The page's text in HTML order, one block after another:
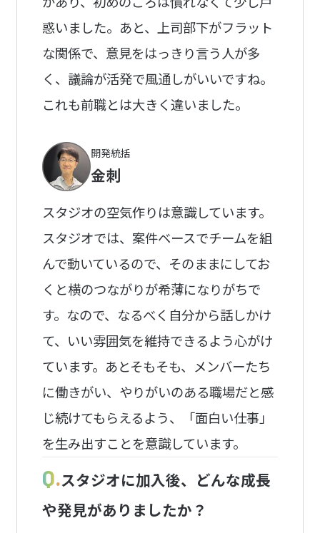
惑いました。あと、上司部下がフラット
な関係で、意見をはっきり言う人が多
く、議論が活発で風通しがいいですね。
これも前職とは大きく違いました。
開発統括
金刺
スタジオの空気作りは意識しています。
スタジオでは、案件ベースでチームを組
んで動いているので、そのままにしてお
くと横のつながりが希薄になりがちで
す。なので、なるべく自分から話しかけ
て、いい雰囲気を維持できるよう心がけ
ています。あとそもそも、メンバーたち
に働きがい、やりがいのある職場だと感
じ続けてもらえるよう、「面白い仕事」
を生み出すことを意識しています。
Q.スタジオに加入後、どんな成長
や発見がありましたか？